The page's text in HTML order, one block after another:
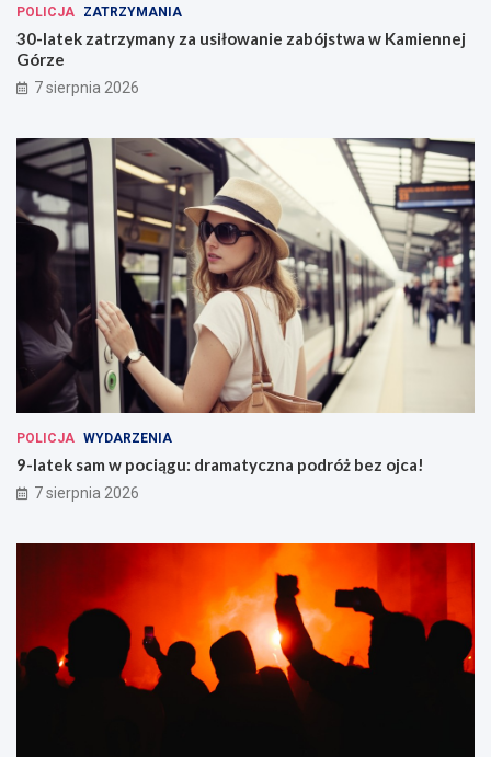
POLICJA ZATRZYMANIA
30-latek zatrzymany za usiłowanie zabójstwa w Kamiennej
Górze
7 sierpnia 2026
POLICJA WYDARZENIA
9-latek sam w pociągu: dramatyczna podróż bez ojca!
7 sierpnia 2026